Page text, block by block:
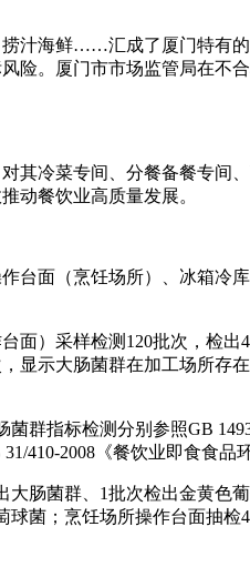
海鲜……汇成了厦门特有
。厦门市市场监管局在不
冷菜专间、分餐备餐专间
动餐饮业高质量发展。
面（烹饪场所）、冰箱冷
）采样检测120批次，检出
显示大肠菌群在加工场所存
指标检测分别参照GB
410-2008《餐饮业即食食品
菌群、1批次检出金黄色
菌；烹饪场所操作台面抽